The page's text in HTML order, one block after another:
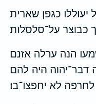
כגפן שארית
כבוצר על־סלסלות׃
הנה ערלה אזנם
דבר־יהוה היה להם
לחרפה לא יחפצו־בו׃